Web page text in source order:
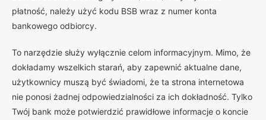
płatność, należy użyć kodu BSB wraz z numer konta
bankowego odbiorcy.
To narzędzie służy wyłącznie celom informacyjnym. Mimo, że
dokładamy wszelkich starań, aby zapewnić aktualne dane,
użytkownicy muszą być świadomi, że ta strona internetowa
nie ponosi żadnej odpowiedzialności za ich dokładność. Tylko
Twój bank może potwierdzić prawidłowe informacje o koncie